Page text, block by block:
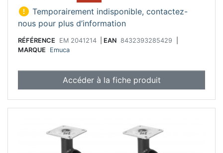
 Temporairement indisponible, contactez-
nous pour plus d’information
RÉFÉRENCE EM 2041214 EAN 8432393285429
MARQUE
Emuca
Accéder à la fiche produit